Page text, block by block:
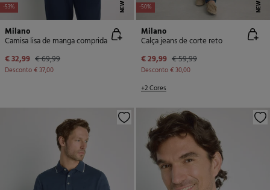
-53% NEW
Milano
Camisa lisa de manga comprida
€ 32,99 € 69,99
Desconto€ 37,00
-50% NEW
Milano
Calça jeans de corte reto
€ 29,99 € 59,99
Desconto€ 30,00
+2 Cores